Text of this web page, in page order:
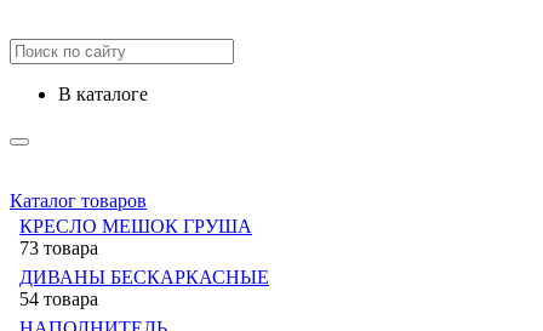
в каталоге
Каталог товаров
КРЕСЛО МЕШОК ГРУША
73 товара
ДИВАНЫ БЕСКАРКАСНЫЕ
54 товара